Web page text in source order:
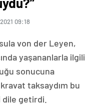
09:18
von der Leyen,
yaşananlarla ilgili
sonucuna
taksaydım bu
getirdi.